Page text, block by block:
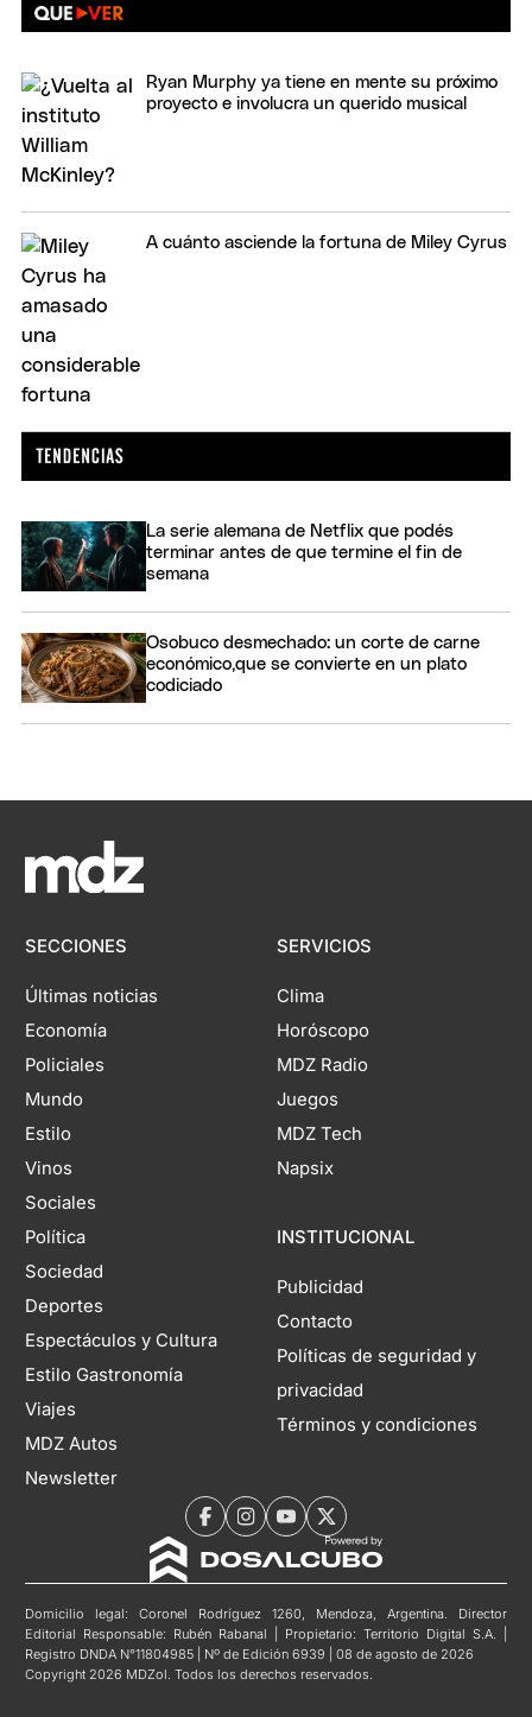
Ryan Murphy ya tiene en mente su próximo
proyecto e involucra un querido musical
A cuánto asciende la fortuna de Miley Cyrus
La serie alemana de Netflix que podés
terminar antes de que termine el fin de
semana
Osobuco desmechado: un corte de carne
económico,que se convierte en un plato
codiciado
SECCIONES
Últimas noticias
Economía
Policiales
Mundo
Estilo
Vinos
Sociales
Política
Sociedad
Deportes
Espectáculos y Cultura
Estilo Gastronomía
Viajes
MDZ Autos
Newsletter
SERVICIOS
Clima
Horóscopo
MDZ Radio
Juegos
MDZ Tech
Napsix
INSTITUCIONAL
Publicidad
Contacto
Políticas de seguridad y
privacidad
Términos y condiciones
Domicilio legal: Coronel Rodríguez 1260, Mendoza, Argentina. Director
Editorial Responsable: Rubén Rabanal | Propietario: Territorio Digital S.A. |
Registro DNDA N°11804985 | Nº de Edición 6939 | 08 de agosto de 2026
Copyright 2026 MDZol. Todos los derechos reservados.